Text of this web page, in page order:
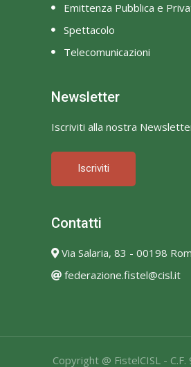
Emittenza Pubblica e
Spettacolo
Telecomunicazioni
Newsletter
Iscriviti alla nostra
Iscriviti
Contatti
Via Salaria, 83 - 00198
federazione.fistel@cisl.it
Copyright @ FistelCISL -